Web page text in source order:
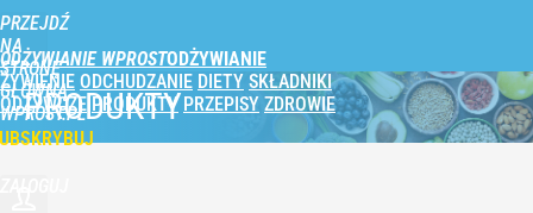
PRZEJDŹ
NA
STRONĘ
GŁÓWNĄ
WPROST.PL
ODŻYWIANIE WPROST
ŻYWIENIE ODCHUDZANIE DIETY SKŁADNIKI
ODŻYWCZE PRODUKTY PRZEPISY ZDROWIE
PRODUKTY